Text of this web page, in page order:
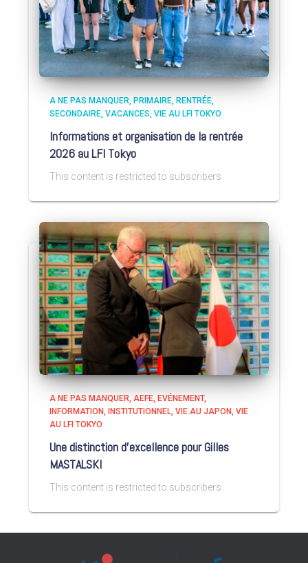
A NE PAS MANQUER PRIMAIRE RENTRÉE
SECONDAIRE VACANCES VIE AU LFI TOKYO
Informations et organisation de la rentrée
2026 au LFI Tokyo
This content is restricted to subscribers
A NE PAS MANQUER AEFE EVÉNEMENT
INFORMATION
INSTITUTIONNEL VIE AU JAPON VIE
AU LFI TOKYO
Une distinction d’excellence pour Gilles
MASTALSKI
This content is restricted to subscribers